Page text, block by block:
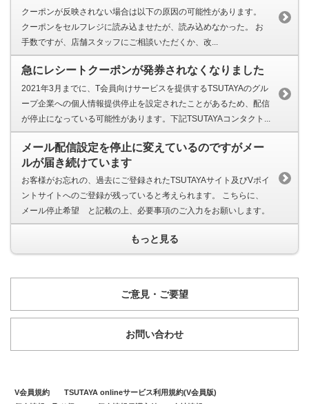
クーポンが反映されない場合は以下の原因の可能性があります。
クーポンをセルフレジに読み込ませたが、読み込めなかった。 お
手数ですが、店舗スタッフにご相談いただくか、改...
急にレシートクーポンが発券されなくなりました
2021年3月までに、T会員向けサービスを提供するTSUTAYAのグル
ープ企業への個人情報提供停止を設定されたことがあるため、配信
が停止になっている可能性があります。下記TSUTAYAコンタクト...
メール配信設定を停止に変えているのですがメー
ルが届き続けています
お客様がお忘れの、過去にご登録されたTSUTAYAサイト及びVポイ
ントサイトへのご登録が残っていると考えられます。 こちらに、
メール停止希望 と記載の上、必要事項のご入力をお願いします。
もっと見る
ご意見・ご要望
お問い合わせ
V会員規約
TSUTAYA onlineサービス利用規約(V会員版)